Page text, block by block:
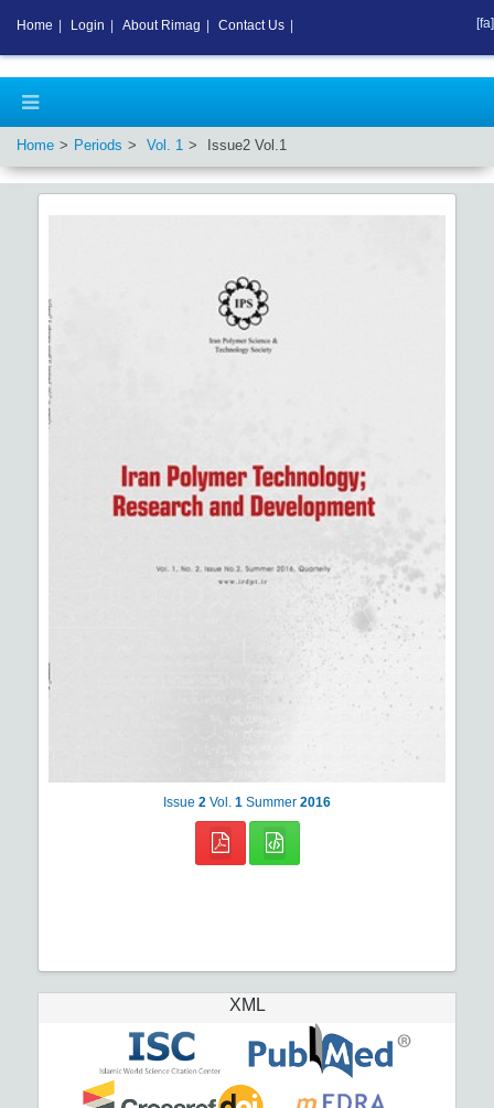
Home Periods Vol. 1 Issue2 Vol.1
Issue 2 Vol. 1 Summer 2016
XML
Home Login About Rimag Contact Us [fa]